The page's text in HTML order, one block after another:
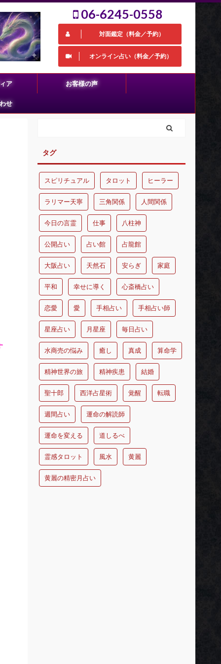
06-6245-0558
対面鑑定（料金／予約）
オンライン占い（料金／予約）
ア お客様の声
せ
タグ
スピリチュアル タロット ヒーラー
ラリマー天寧 三角関係 人間関係
今日の言霊 仕事 八柱神
公開占い 占い館 占龍館
大阪占い 天然石 安らぎ 家庭
平和 幸せに導く 心斎橋占い
恋愛 愛 手相占い 手相占い師
星座占い 月星座 毎日占い
水商売の悩み 癒し 真成 算命学
精神世界の旅 精神疾患 結婚
聖十郎 西洋占星術 覚醒 転職
週間占い 運命の解読師
運命を変える 道しるべ
霊感タロット 風水 黄麗
黄麗の精密月占い